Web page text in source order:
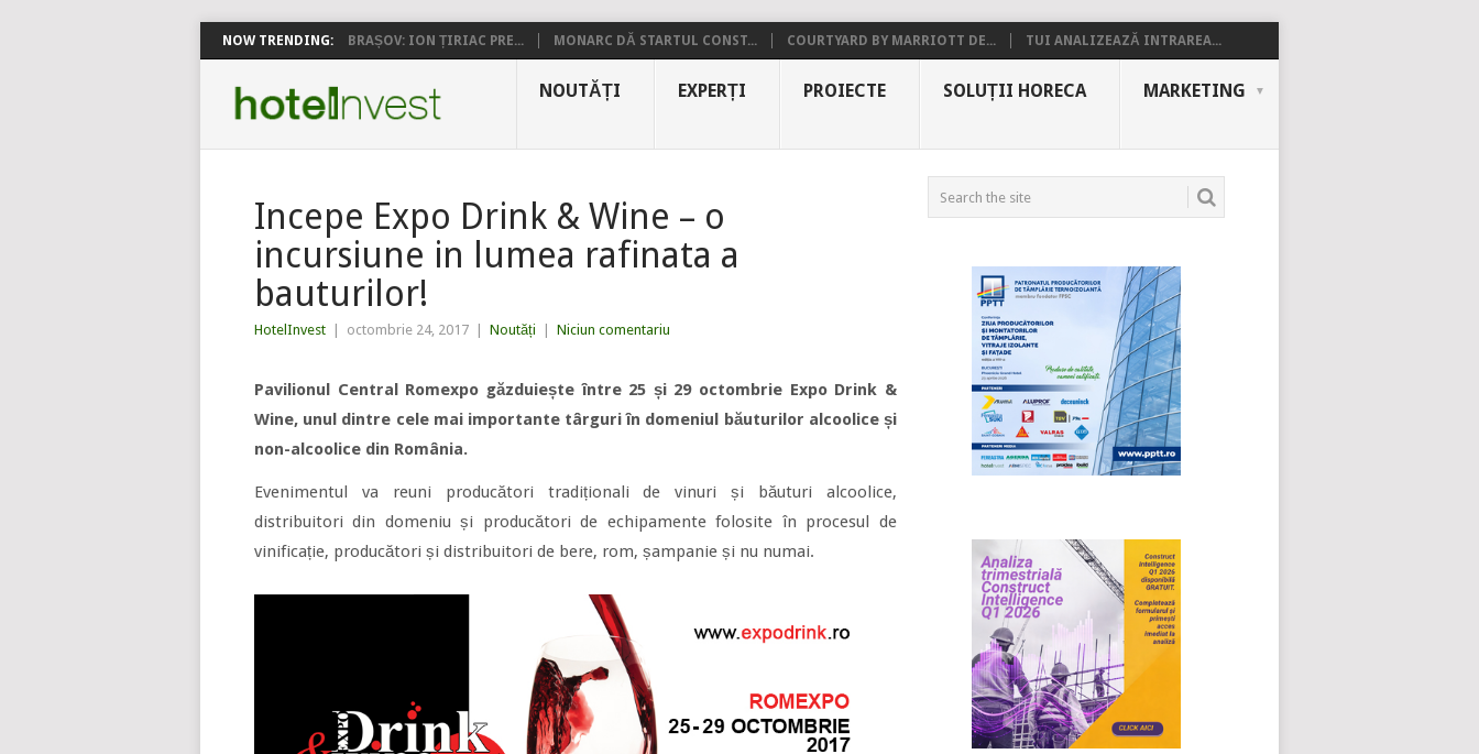
NOW TRENDING: BRAȘOV: ION ȚIRIAC PRE... MONARC DĂ STARTUL CONST... COURTYARD BY MARRIOTT DE... TUI ANALIZEAZĂ INTRAREA...
NOUTĂȚI EXPERȚI PROIECTE SOLUȚII HORECA MARKETING
Incepe Expo Drink & Wine – o
incursiune in lumea rafinata a
bauturilor!
HotelInvest octombrie 24, 2017 Noutăți Niciun comentariu
Pavilionul Central Romexpo găzduiește între 25 și 29 octombrie Expo Drink &
Wine, unul dintre cele mai importante târguri în domeniul băuturilor alcoolice și
non-alcoolice din România.
Evenimentul va reuni producători tradiționali de vinuri și băuturi alcoolice,
distribuitori din domeniu și producători de echipamente folosite în procesul de
vinificație, producători și distribuitori de bere, rom, șampanie și nu numai.